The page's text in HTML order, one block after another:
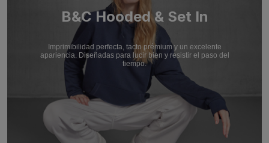
B&C Hooded & Set In
Imprimibilidad perfecta, tacto prémium y un excelente
apariencia. Diseñadas para lucir bien y resistir el paso del
tiempo.